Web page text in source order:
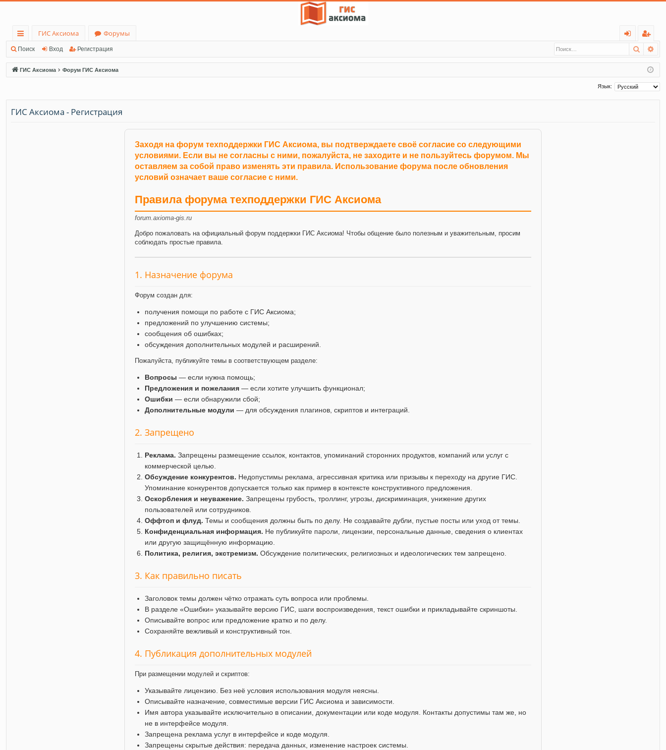
с
ы
лк
ГИС Аксиома
Форумы
д
ег
ис
тр
Поиск Вход Регистрация Поиск
ГИС Аксиома Форум ГИС Аксиома
Язык:
ГИС Аксиома - Регистрация
Заходя на форум техподдержки ГИС Аксиома, вы подтверждаете своё согласие со следующими
условиями. Если вы не согласны с ними, пожалуйста, не заходите и не пользуйтесь форумом. Мы
оставляем за собой право изменять эти правила. Использование форума после обновления
условий означает ваше согласие с ними.
Правила форума техподдержки ГИС Аксиома
forum.axioma-gis.ru
Добро пожаловать на официальный форум поддержки ГИС Аксиома! Чтобы общение было полезным и уважительным, просим
соблюдать простые правила.
1. Назначение форума
Форум создан для:
получения помощи по работе с ГИС Аксиома;
предложений по улучшению системы;
сообщения об ошибках;
обсуждения дополнительных модулей и расширений.
Пожалуйста, публикуйте темы в соответствующем разделе:
Вопросы — если нужна помощь;
Предложения и пожелания — если хотите улучшить функционал;
Ошибки — если обнаружили сбой;
Дополнительные модули — для обсуждения плагинов, скриптов и интеграций.
2. Запрещено
Реклама. Запрещены размещение ссылок, контактов, упоминаний сторонних продуктов, компаний или услуг с
коммерческой целью.
Обсуждение конкурентов. Недопустимы реклама, агрессивная критика или призывы к переходу на другие ГИС.
Упоминание конкурентов допускается только как пример в контексте конструктивного предложения.
Оскорбления и неуважение. Запрещены грубость, троллинг, угрозы, дискриминация, унижение других
пользователей или сотрудников.
Оффтоп и флуд. Темы и сообщения должны быть по делу. Не создавайте дубли, пустые посты или уход от темы.
Конфиденциальная информация. Не публикуйте пароли, лицензии, персональные данные, сведения о клиентах
или другую защищённую информацию.
Политика, религия, экстремизм. Обсуждение политических, религиозных и идеологических тем запрещено.
3. Как правильно писать
Заголовок темы должен чётко отражать суть вопроса или проблемы.
В разделе «Ошибки» указывайте версию ГИС, шаги воспроизведения, текст ошибки и прикладывайте скриншоты.
Описывайте вопрос или предложение кратко и по делу.
Сохраняйте вежливый и конструктивный тон.
4. Публикация дополнительных модулей
При размещении модулей и скриптов:
Указывайте лицензию. Без неё условия использования модуля неясны.
Описывайте назначение, совместимые версии ГИС Аксиома и зависимости.
Имя автора указывайте исключительно в описании, документации или коде модуля. Контакты допустимы там же, но
не в интерфейсе модуля.
Запрещена реклама услуг в интерфейсе и коде модуля.
Запрещены скрытые действия: передача данных, изменение настроек системы.